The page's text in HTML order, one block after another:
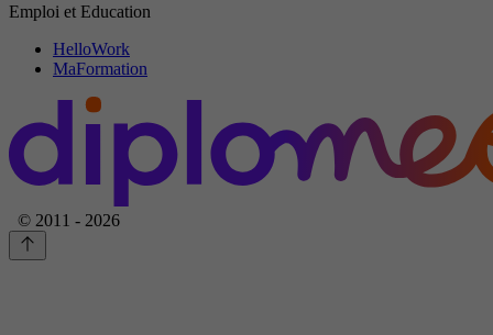
Emploi et Education
HelloWork
MaFormation
© 2011 - 2026